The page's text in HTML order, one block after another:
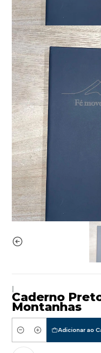
Caderno
Montanhas
Quantidade
Adicionar ao